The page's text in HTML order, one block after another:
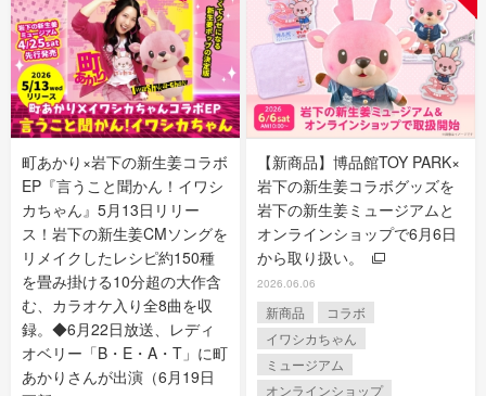
町あかり×岩下の新生姜コラボ
EP『言うこと聞かん！イワシ
カちゃん』5月13日リリー
ス！岩下の新生姜CMソングを
リメイクしたレシピ約150種
を畳み掛ける10分超の大作含
む、カラオケ入り全8曲を収
録。◆6月22日放送、レディ
オベリー「B・E・A・T」に町
あかりさんが出演（6月19日
【新商品】博品館TOY PARK×
岩下の新生姜コラボグッズを
岩下の新生姜ミュージアムと
オンラインショップで6月6日
から取り扱い。
2026.06.06
新商品
コラボ
イワシカちゃん
ミュージアム
オンラインショップ